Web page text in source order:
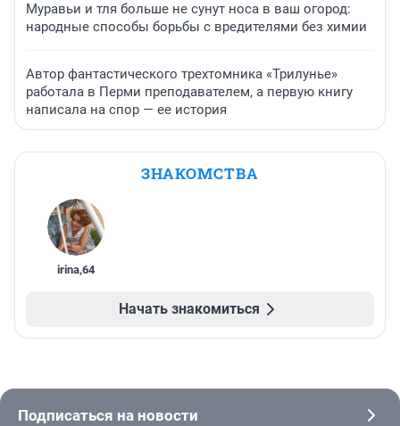
Муравьи и тля больше не сунут носа в ваш огород:
народные способы борьбы с вредителями без химии
Автор фантастического трехтомника «Трилунье»
работала в Перми преподавателем, а первую книгу
написала на спор — ее история
ЗНАКОМСТВА
irina,64
Начать знакомиться
Подписаться на новости